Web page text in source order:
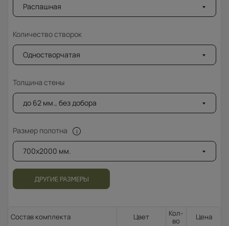
Распашная
Количество створок
Одностворчатая
Толщина стены
до 62 мм., без добора
Размер полотна
700x2000 мм.
ДРУГИЕ РАЗМЕРЫ
Состав комплекта Цвет
Кол-
во
Цена